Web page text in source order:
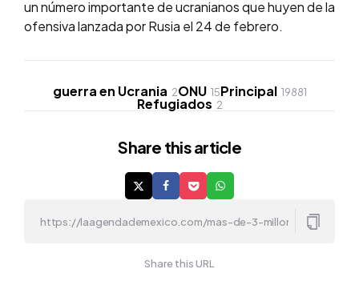
un número importante de ucranianos que huyen de la
ofensiva lanzada por Rusia el 24 de febrero.
guerra en Ucrania 2ONU 15Principal 19881
Refugiados 2
Share this article
Share this URL